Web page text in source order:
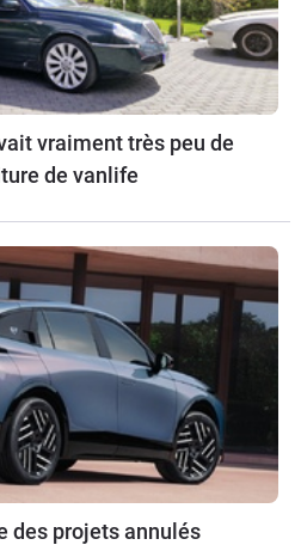
vraiment très peu de
de vanlife
des projets annulés